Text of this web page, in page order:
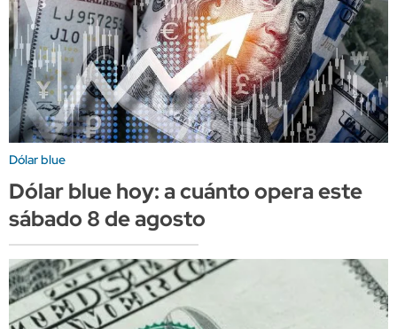
Dólar blue
Dólar blue hoy: a cuánto opera este
sábado 8 de agosto